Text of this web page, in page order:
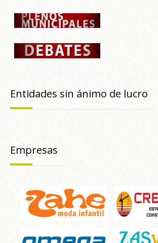
Entidades sin ánimo de lucro
Empresas